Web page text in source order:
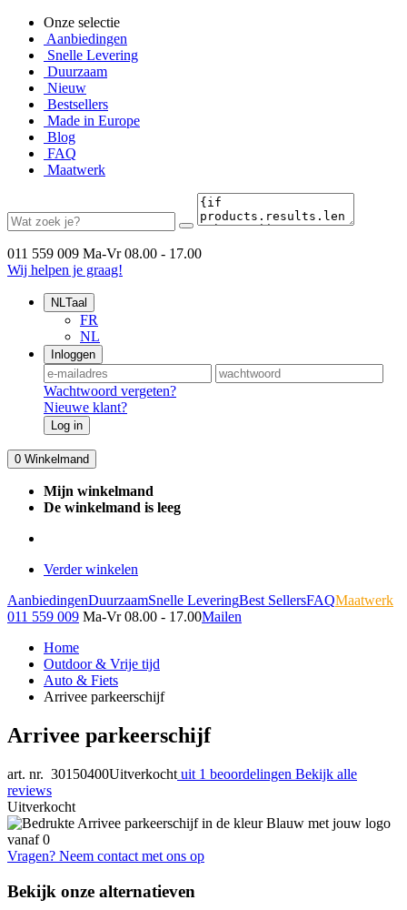
Onze selectie
Aanbiedingen
Snelle Levering
Duurzaam
Nieuw
Bestsellers
Made in Europe
Blog
FAQ
Maatwerk
011 559 009 Ma-Vr 08.00 - 17.00
Wij helpen je graag!
NLTaal
FR
NL
Inloggen
Wachtwoord vergeten?
Nieuwe klant?
Log in
0 Winkelmand
Mijn winkelmand
De winkelmand is leeg
Verder winkelen
AanbiedingenDuurzaamSnelle LeveringBest SellersFAQMaatwerk
011 559 009 Ma-Vr 08.00 - 17.00Mailen
Home
Outdoor & Vrije tijd
Auto & Fiets
Arrivee parkeerschijf
Arrivee parkeerschijf
art. nr. 30150400Uitverkocht uit 1 beoordelingen Bekijk alle
reviews
Uitverkocht
Vragen? Neem contact met ons op
Bekijk onze alternatieven